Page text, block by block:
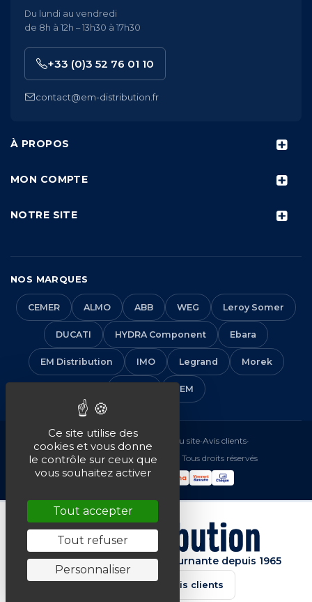
À PROPOS
MON COMPTE
NOTRE SITE
Du lundi au vendredi
de 8h à 12h – 13h30 à 17h30
+33 (0)3 52 76 01 10
contact@em-distribution.fr
NOS MARQUES
CEMER ALMO ABB WEG Leroy Somer
DUCATI HYDRA Component Ebara
EM Distribution IMO Legrand Morek
VEM
Mentions légales•CGV Plan du site•Avis clients•
© 2016-2026 EM Distribution - Tous droits réservés
Spécialiste de la machine tournante depuis 1965
★★★★★4.7/5 · Avis clients
Ce site utilise des
cookies et vous donne
le contrôle sur ceux que
vous souhaitez activer
Tout accepter
Tout refuser
Personnaliser